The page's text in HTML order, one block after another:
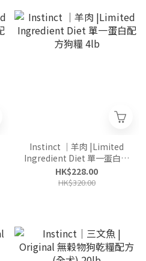
Instinct ｜羊肉 |Limited
Ingredient Diet 單一蛋白配
方狗糧 4lb
HK$228.00
HK$320.00